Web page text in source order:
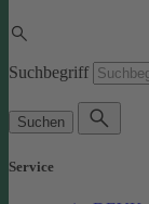
Suchbegriff
Suchen
Service